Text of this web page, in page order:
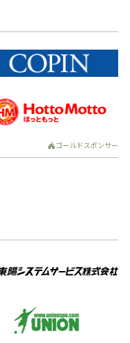
ゴールドスポンサー